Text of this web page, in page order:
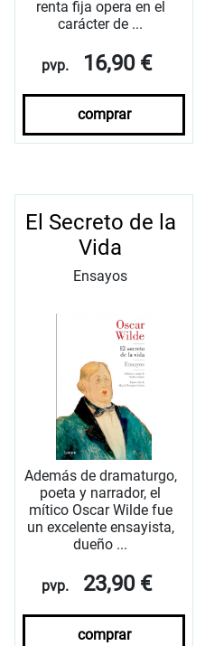
renta fija opera en el
carácter de ...
pvp. 16,90 €
comprar
El Secreto de la
Vida
Ensayos
Además de dramaturgo,
poeta y narrador, el
mítico Oscar Wilde fue
un excelente ensayista,
dueño ...
pvp. 23,90 €
comprar